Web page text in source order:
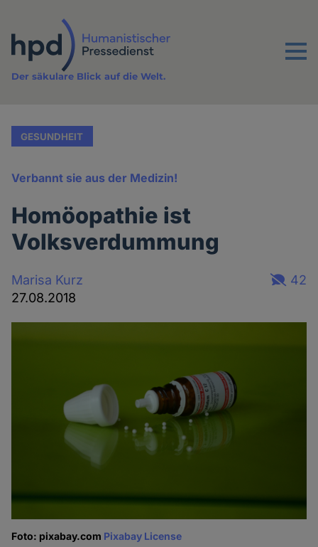
Inhalt
Menu
Der säkulare Blick auf die Welt.
GESUNDHEIT
Verbannt sie aus der Medizin!
Homöopathie ist
Volksverdummung
Marisa Kurz
27.08.2018
42
Foto: pixabay.com Pixabay License